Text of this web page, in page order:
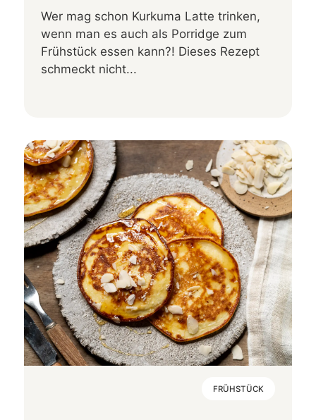
Wer mag schon Kurkuma Latte trinken,
wenn man es auch als Porridge zum
Frühstück essen kann?! Dieses Rezept
schmeckt nicht...
FRÜHSTÜCK